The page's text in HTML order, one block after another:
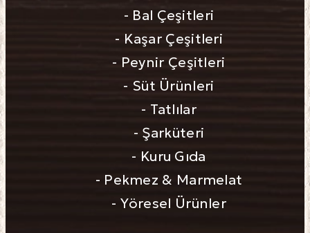
- Bal Çeşitleri
- Kaşar Çeşitleri
- Peynir Çeşitleri
- Süt Ürünleri
- Tatlılar
- Şarküteri
- Kuru Gıda
- Pekmez & Marmelat
- Yöresel Ürünler